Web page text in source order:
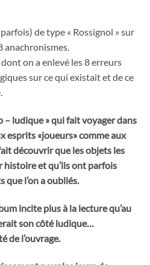
de type « Rossignol » sur
anachronismes.
on a enlevé les 8 erreurs
sur ce qui existait et de ce
– ludique » qui fait voyager dans
esprits «joueurs» comme aux
découvrir que les objets les
histoire et qu’ils ont parfois
l’on a oubliés.
incite plus à la lecture qu’au
son côté ludique…
de l’ouvrage.